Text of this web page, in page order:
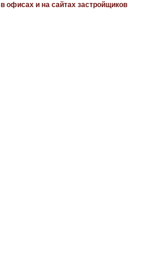
в офисах и на сайтах застройщиков